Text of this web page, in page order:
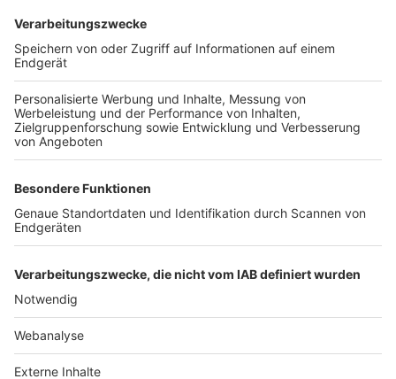
TOP-VEREINE
TOP-PARTNER
Nutzungsbedingungen Datenschutz Impressum